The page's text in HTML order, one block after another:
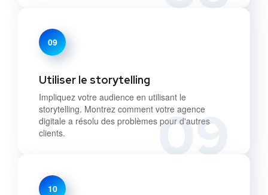
09
09
Utiliser le storytelling
Impliquez votre audience en utilisant le
storytelling. Montrez comment votre agence
digitale a résolu des problèmes pour d'autres
clients.
10